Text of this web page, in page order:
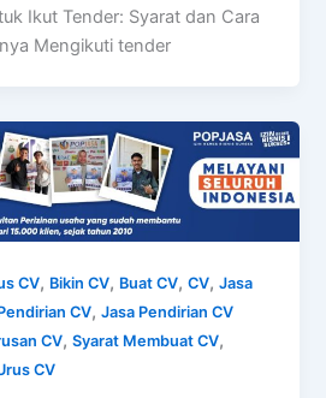
Ikut Tender: Syarat dan Cara
Mengikuti tender
CV, Bikin CV, Buat CV,CV,Jasa
CV,Jasa Pendirian CV
CV,Syarat Membuat CV,
CV